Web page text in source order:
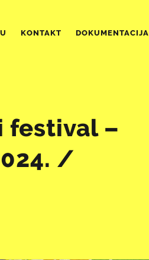
KONTAKT DOKUMENTACIJA
festival –
/